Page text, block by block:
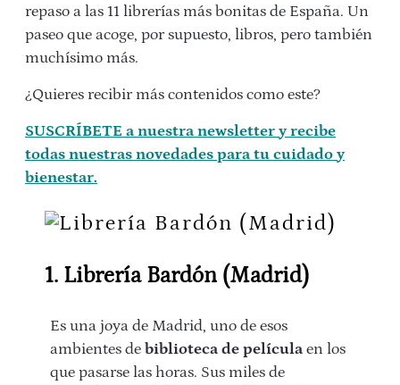
repaso a las 11 librerías más bonitas de España. Un
paseo que acoge, por supuesto, libros, pero también
muchísimo más.
¿Quieres recibir más contenidos como este?
SUSCRÍBETE a nuestra newsletter y recibe
todas nuestras novedades para tu cuidado y
bienestar.
1. Librería Bardón (Madrid)
Es una joya de Madrid, uno de esos
ambientes de biblioteca de película en los
que pasarse las horas. Sus miles de